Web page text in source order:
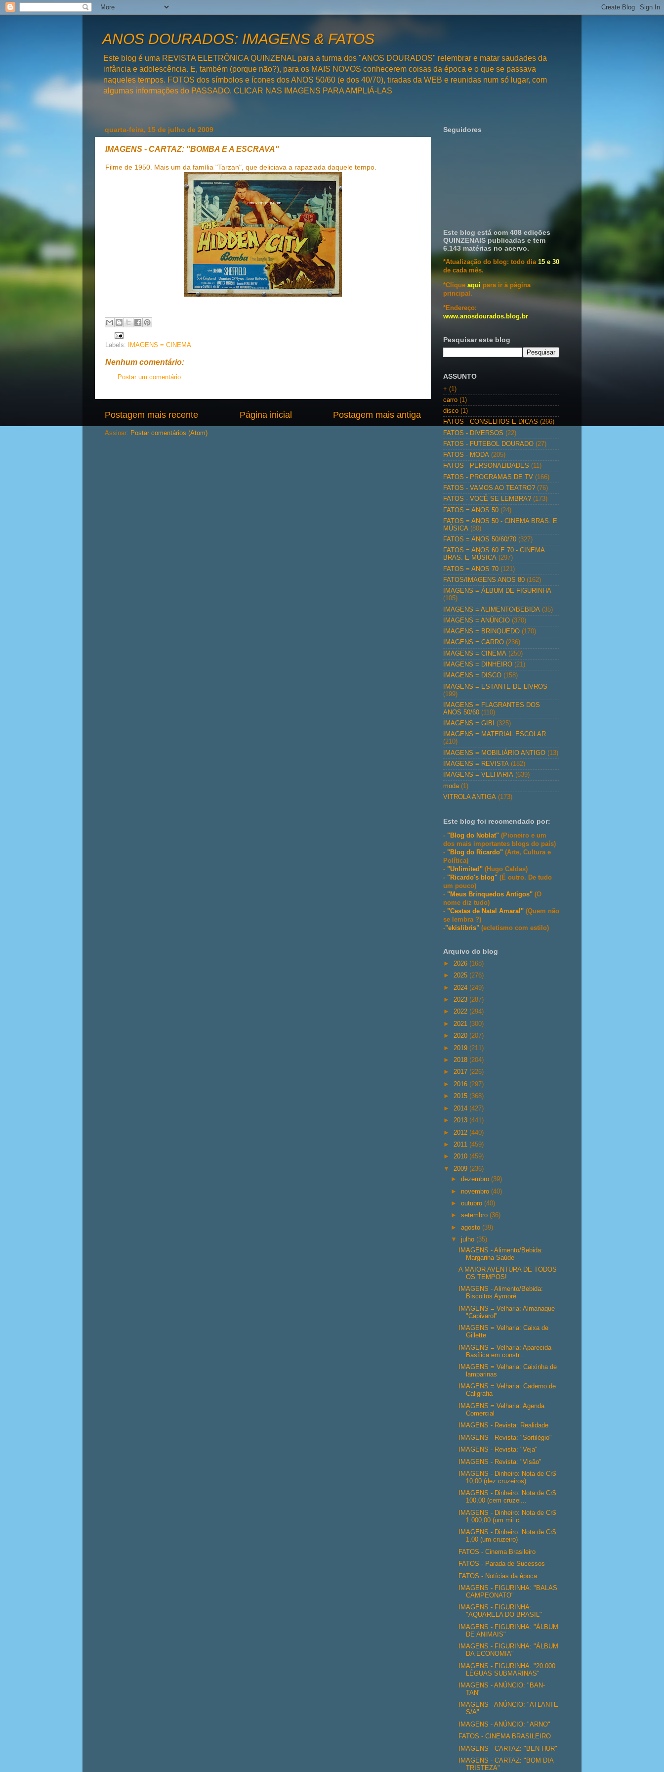
ANOS DOURADOS: IMAGENS & FATOS
Este blog é uma REVISTA ELETRÔNICA QUINZENAL para a turma dos "ANOS DOURADOS" relembrar e matar saudades da
infância e adolescência. E, também (porque não?), para os MAIS NOVOS conhecerem coisas da época e o que se passava
naqueles tempos. FOTOS dos símbolos e ícones dos ANOS 50/60 (e dos 40/70), tiradas da WEB e reunidas num só lugar, com
algumas informações do PASSADO. CLICAR NAS IMAGENS PARA AMPLIÁ-LAS
quarta-feira, 15 de julho de 2009
IMAGENS - CARTAZ: "BOMBA E A ESCRAVA"
Filme de 1950. Mais um da família "Tarzan", que deliciava a rapaziada daquele tempo.
Labels: IMAGENS = CINEMA
Nenhum comentário:
Postar um comentário
Postagem mais recente Postagem mais antiga
Página inicial
Assinar: Postar comentários (Atom)
Seguidores
Este blog está com 408 edições
QUINZENAIS publicadas e tem
6.143 matérias no acervo.
*Atualização do blog: todo dia 15 e 30
de cada mês.
*Clique aqui para ir à página
principal.
*Endereço:
www.anosdourados.blog.br
Pesquisar este blog
ASSUNTO
+ (1)
carro (1)
disco (1)
FATOS - CONSELHOS E DICAS (266)
FATOS - DIVERSOS (22)
FATOS - FUTEBOL DOURADO (27)
FATOS - MODA (205)
FATOS - PERSONALIDADES (11)
FATOS - PROGRAMAS DE TV (166)
FATOS - VAMOS AO TEATRO? (76)
FATOS - VOCÊ SE LEMBRA? (173)
FATOS = ANOS 50 (24)
FATOS = ANOS 50 - CINEMA BRAS. E
MÚSICA (80)
FATOS = ANOS 50/60/70 (327)
FATOS = ANOS 60 E 70 - CINEMA
BRAS. E MÚSICA (297)
FATOS = ANOS 70 (121)
FATOS/IMAGENS ANOS 80 (162)
IMAGENS = ÁLBUM DE FIGURINHA
(105)
IMAGENS = ALIMENTO/BEBIDA (35)
IMAGENS = ANÚNCIO (370)
IMAGENS = BRINQUEDO (170)
IMAGENS = CARRO (236)
IMAGENS = CINEMA (250)
IMAGENS = DINHEIRO (21)
IMAGENS = DISCO (158)
IMAGENS = ESTANTE DE LIVROS
(199)
IMAGENS = FLAGRANTES DOS
ANOS 50/60 (110)
IMAGENS = GIBI
(325)
IMAGENS = MATERIAL ESCOLAR
(210)
IMAGENS = MOBILIÁRIO ANTIGO (13)
IMAGENS = REVISTA (182)
IMAGENS = VELHARIA (639)
moda (1)
VITROLA ANTIGA (173)
Este blog foi recomendado por:
- "Blog do Noblat" (Pioneiro e um
dos mais importantes blogs do país)
- "Blog do Ricardo" (Arte, Cultura e
Política)
- "Unlimited" (Hugo Caldas)
- "Ricardo's blog" (É outro. De tudo
um pouco)
- "Meus Brinquedos Antigos" (O
nome diz tudo)
- "Cestas de Natal Amaral" (Quem não
se lembra ?)
-"ekislibris" (ecletismo com estilo)
Arquivo do blog
► 2026 (168)
► 2025 (276)
► 2024 (249)
► 2023 (287)
► 2022 (294)
► 2021 (300)
► 2020 (207)
► 2019 (211)
► 2018 (204)
► 2017 (226)
► 2016 (297)
► 2015 (368)
► 2014 (427)
► 2013 (441)
► 2012 (440)
► 2011 (459)
► 2010 (459)
▼ 2009 (236)
►dezembro(39)
► novembro(40)
►outubro(40)
►setembro(36)
►agosto(39)
▼julho(35)
IMAGENS - Alimento/Bebida:
Margarina Saúde
A MAIOR AVENTURA DE TODOS
OS TEMPOS!
IMAGENS - Alimento/Bebida:
Biscoitos Aymoré
IMAGENS = Velharia: Almanaque
"Capivarol"
IMAGENS = Velharia: Caixa de
Gillette
IMAGENS = Velharia: Aparecida -
Basílica em constr...
IMAGENS = Velharia: Caixinha de
lamparinas
IMAGENS = Velharia: Caderno de
Caligrafia
IMAGENS = Velharia: Agenda
Comercial
IMAGENS - Revista: Realidade
IMAGENS - Revista: "Sortilégio"
IMAGENS - Revista: "Veja"
IMAGENS - Revista: "Visão"
IMAGENS - Dinheiro: Nota de Cr$
10,00 (dez cruzeiros)
IMAGENS - Dinheiro: Nota de Cr$
100,00 (cem cruzei...
IMAGENS - Dinheiro: Nota de Cr$
1.000,00 (um mil c...
IMAGENS - Dinheiro: Nota de Cr$
1,00 (um cruzeiro)
FATOS - Cinema Brasileiro
FATOS - Parada de Sucessos
FATOS - Notícias da època
IMAGENS - FIGURINHA: "BALAS
CAMPEONATO"
IMAGENS - FIGURINHA:
"AQUARELA DO BRASIL"
IMAGENS - FIGURINHA: "ÁLBUM
DE ANIMAIS"
IMAGENS - FIGURINHA: "ÁLBUM
DA ECONOMIA"
IMAGENS - FIGURINHA: "20.000
LÉGUAS SUBMARINAS"
IMAGENS - ANÚNCIO: "BAN-
TAN"
IMAGENS - ANÚNCIO: "ATLANTE
S/A"
IMAGENS - ANÚNCIO: "ARNO"
FATOS - CINEMA BRASILEIRO
IMAGENS - CARTAZ: "BEN HUR"
IMAGENS - CARTAZ: "BOM DIA
TRISTEZA"